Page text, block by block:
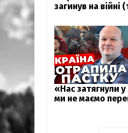
загинув на війні
«Нас затягнули
ми не маємо